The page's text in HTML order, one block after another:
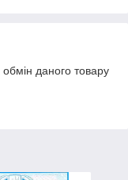
даного товару